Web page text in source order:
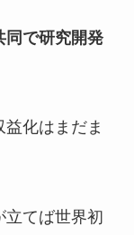
同で研究開発
化はまだま
立てば世界初